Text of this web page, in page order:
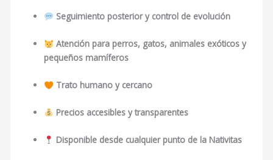
Seguimiento posterior y control de evolución
Atención para perros, gatos, animales exóticos y
pequeños mamíferos
Trato humano y cercano
Precios accesibles y transparentes
Disponible desde cualquier punto de la Nativitas